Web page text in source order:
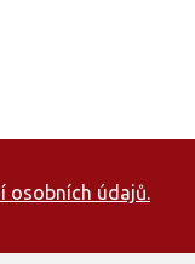
osobních údajů.